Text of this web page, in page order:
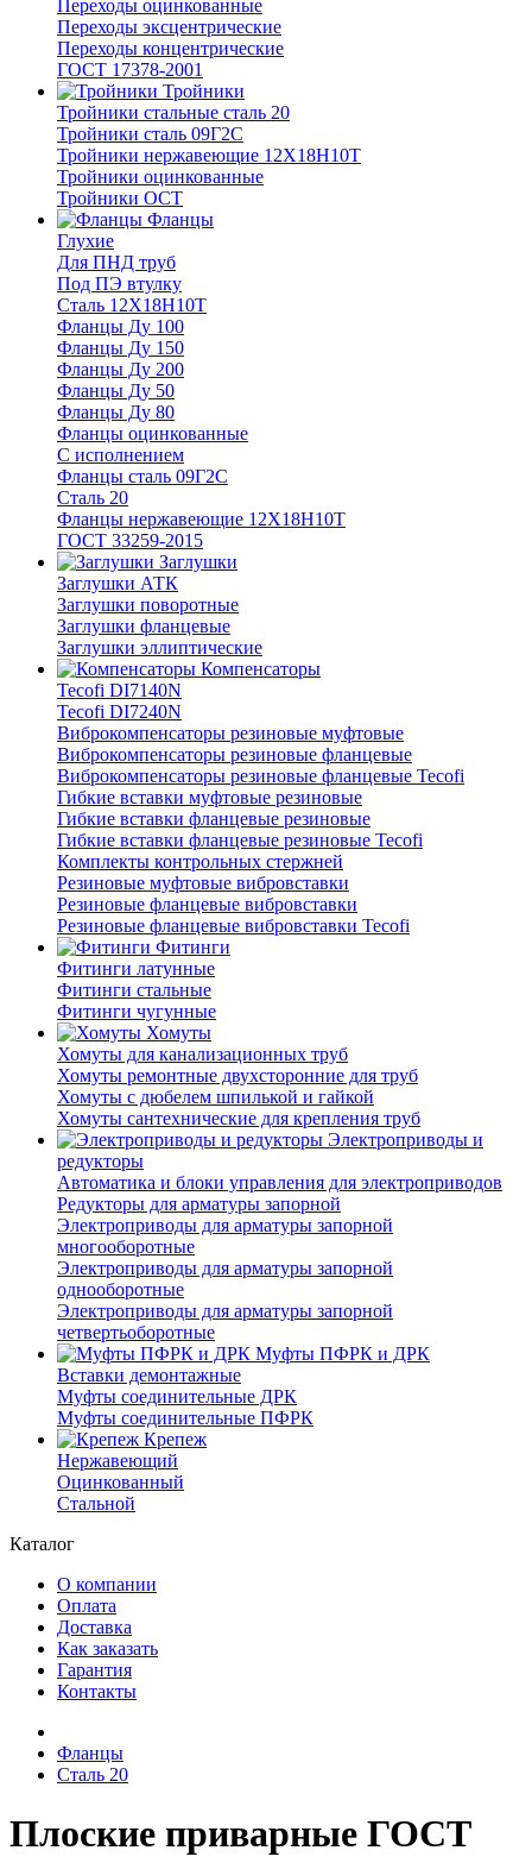
Переходы оцинкованные
Переходы эксцентрические
Переходы концентрические
ГОСТ 17378-2001
Тройники
Тройники стальные сталь 20
Тройники сталь 09Г2С
Тройники нержавеющие 12Х18Н10Т
Тройники оцинкованные
Тройники ОСТ
Фланцы
Глухие
Для ПНД труб
Под ПЭ втулку
Сталь 12Х18Н10Т
Фланцы Ду 100
Фланцы Ду 150
Фланцы Ду 200
Фланцы Ду 50
Фланцы Ду 80
Фланцы оцинкованные
С исполнением
Фланцы сталь 09Г2С
Сталь 20
Фланцы нержавеющие 12Х18Н10Т
ГОСТ 33259-2015
Заглушки
Заглушки АТК
Заглушки поворотные
Заглушки фланцевые
Заглушки эллиптические
Компенсаторы
Tecofi DI7140N
Tecofi DI7240N
Виброкомпенсаторы резиновые муфтовые
Виброкомпенсаторы резиновые фланцевые
Виброкомпенсаторы резиновые фланцевые Tecofi
Гибкие вставки муфтовые резиновые
Гибкие вставки фланцевые резиновые
Гибкие вставки фланцевые резиновые Tecofi
Комплекты контрольных стержней
Резиновые муфтовые вибровставки
Резиновые фланцевые вибровставки
Резиновые фланцевые вибровставки Tecofi
Фитинги
Фитинги латунные
Фитинги стальные
Фитинги чугунные
Хомуты
Хомуты для канализационных труб
Хомуты ремонтные двухсторонние для труб
Хомуты с дюбелем шпилькой и гайкой
Хомуты сантехнические для крепления труб
Электроприводы и
редукторы
Автоматика и блоки управления для электроприводов
Редукторы для арматуры запорной
Электроприводы для арматуры запорной
многооборотные
Электроприводы для арматуры запорной
однооборотные
Электроприводы для арматуры запорной
четвертьоборотные
Муфты ПФРК и ДРК
Вставки демонтажные
Муфты соединительные ДРК
Муфты соединительные ПФРК
Крепеж
Нержавеющий
Оцинкованный
Стальной
Каталог
О компании
Оплата
Доставка
Как заказать
Гарантия
Контакты
Фланцы
Сталь 20
Плоские приварные ГОСТ